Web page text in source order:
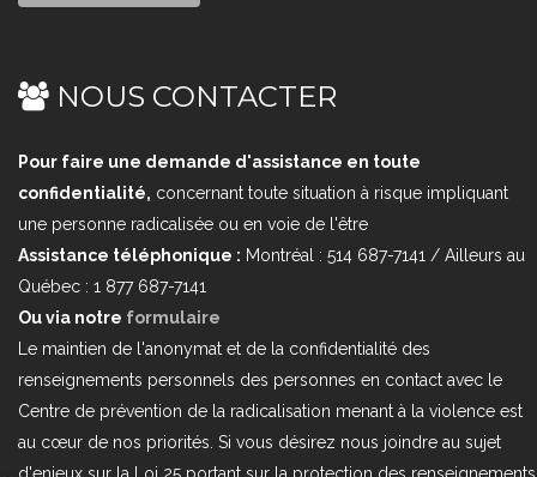
NOUS CONTACTER
Pour faire une demande d'assistance en toute
confidentialité, concernant toute situation à risque impliquant
une personne radicalisée ou en voie de l'être
Assistance téléphonique : Montréal : 514 687-7141 / Ailleurs au
Québec : 1 877 687-7141
Ou via notre formulaire
Le maintien de l'anonymat et de la confidentialité des
renseignements personnels des personnes en contact avec le
Centre de prévention de la radicalisation menant à la violence est
au cœur de nos priorités. Si vous désirez nous joindre au sujet
d'enjeux sur la Loi 25 portant sur la protection des renseignements